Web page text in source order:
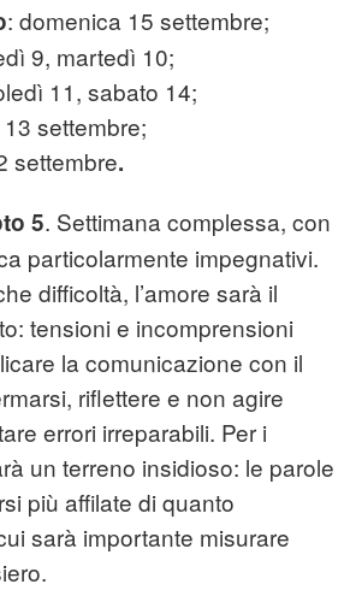
: domenica 15 settembre;
9, martedì 10;
11, sabato 14;
settembre;
settembre.
5. Settimana complessa, con
particolarmente impegnativi.
difficoltà, l’amore sarà il
tensioni e incomprensioni
la comunicazione con il
riflettere e non agire
errori irreparabili. Per i
un terreno insidioso: le parole
più affilate di quanto
sarà importante misurare